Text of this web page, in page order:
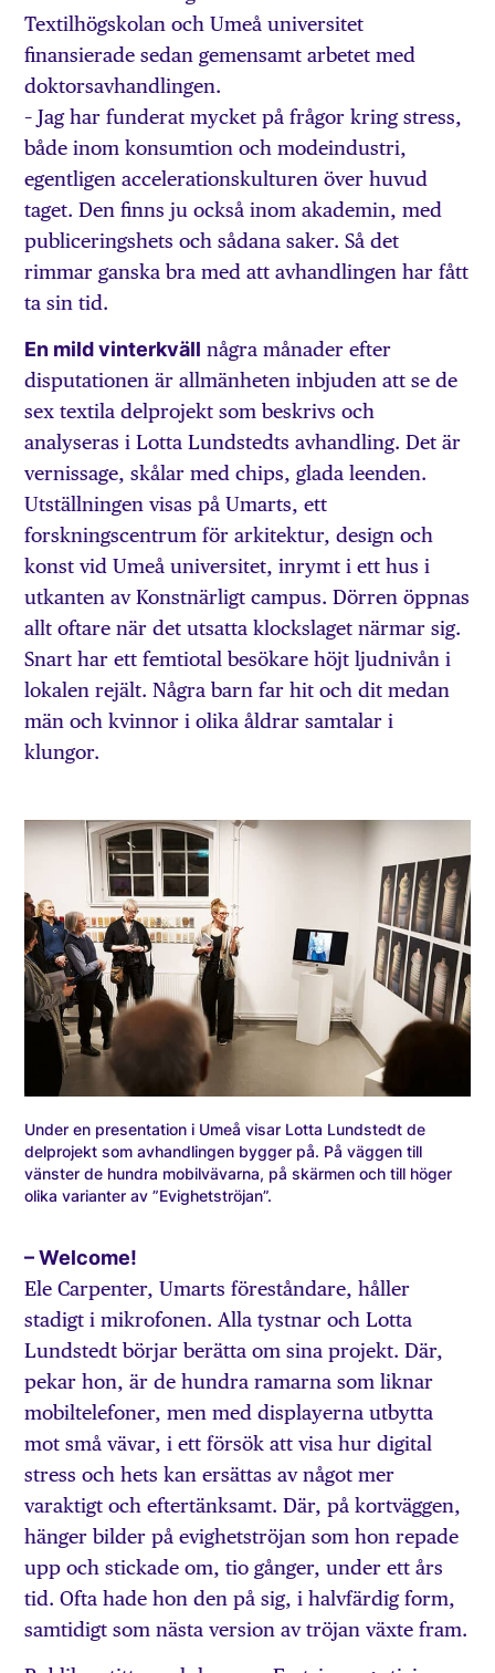
Textilhögskolan och Umeå universitet
finansierade sedan gemensamt arbetet med
doktorsavhandlingen.
– Jag har funderat mycket på frågor kring stress,
både inom konsumtion och modeindustri,
egentligen accelerationskulturen över huvud
taget. Den finns ju också inom akademin, med
publiceringshets och sådana saker. Så det
rimmar ganska bra med att avhandlingen har fått
ta sin tid.
En mild vinterkväll några månader efter
disputationen är allmänheten inbjuden att se de
sex textila delprojekt som beskrivs och
analyseras i Lotta Lundstedts avhandling. Det är
vernissage, skålar med chips, glada leenden.
Utställningen visas på Umarts, ett
forskningscentrum för arkitektur, design och
konst vid Umeå universitet, inrymt i ett hus i
utkanten av Konstnärligt campus. Dörren öppnas
allt oftare när det utsatta klockslaget närmar sig.
Snart har ett femtiotal besökare höjt ljudnivån i
lokalen rejält. Några barn far hit och dit medan
män och kvinnor i olika åldrar samtalar i
klungor.
Under en presentation i Umeå visar Lotta Lundstedt de
delprojekt som avhandlingen bygger på. På väggen till
vänster de hundra mobilvävarna, på skärmen och till höger
olika varianter av ”Evighetströjan”.
– Welcome!
Ele Carpenter, Umarts föreståndare, håller
stadigt i mikrofonen. Alla tystnar och Lotta
Lundstedt börjar berätta om sina projekt. Där,
pekar hon, är de hundra ramarna som liknar
mobiltelefoner, men med displayerna utbytta
mot små vävar, i ett försök att visa hur digital
stress och hets kan ersättas av något mer
varaktigt och eftertänksamt. Där, på kortväggen,
hänger bilder på evighetströjan som hon repade
upp och stickade om, tio gånger, under ett års
tid. Ofta hade hon den på sig, i halvfärdig form,
samtidigt som nästa version av tröjan växte fram.